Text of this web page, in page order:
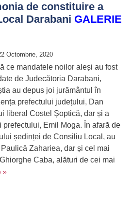
de constituire a
Darabani GALERIE
Octombrie, 2020
ce mandatele noilor aleși au fost
de Judecătoria Darabani,
au depus joi jurământul în
prefectului județului, Dan
liberal Costel Șoptică, dar și a
Emil Moga. În afară de
ședinței de Consiliu Local, au
Zahariea, dar și cel mai
Caba, alături de cei mai
»